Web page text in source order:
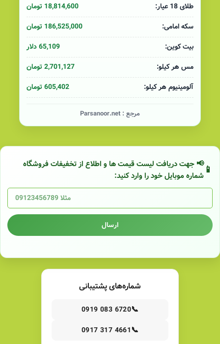
طلای 18 عیار:
18,814,600 تومان
سکه امامی:
186,525,000 تومان
بیت کوین:
65,109 دلار
مس هر کیلو:
2,701,127 تومان
آلومینیوم هر کیلو:
605,402 تومان
مرجع : Parsanoor.net
📢 جهت دریافت لیست قیمت ها و اطلاع از تخفیفات فروشگاه
شماره موبایل خود را وارد کنید:
ارسال
شماره‌های پشتیبانی
📞
0919 083 6720
📞
0917 317 4661